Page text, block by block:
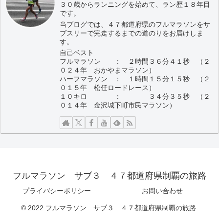
３０歳からランニングを始めて、ラン歴１８年目
です。
当ブログでは、４７都道府県のフルマラソンをサ
ブスリーで完走するまでの道のりをお届けしま
す。
自己ベスト
フルマラソン ： ２時間３６分４１秒 （２
０２４年 おかやまマラソン）
ハーフマラソン ： １時間１５分１５秒 （２
０１５年 松任ロードレース）
１０キロ ： ３４分３５秒 （２
０１４年 金沢城下町市民マラソン）
フルマラソン サブ３ ４７都道府県制覇の旅路
プライバシーポリシー お問い合わせ
© 2022 フルマラソン サブ３ ４７都道府県制覇の旅路.